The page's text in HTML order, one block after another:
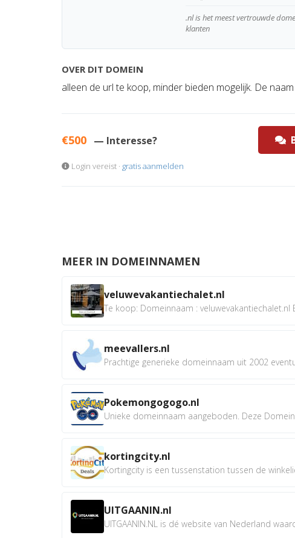
.nl is het meest vertrouwde
klanten
OVER DIT DOMEIN
alleen de url te koop, minder bieden mogelijk. De
€500 — Interesse?
Login vereist · gratis aanmelden
MEER IN DOMEINNAMEN
veluwevakantiechalet.nl
Te koop: Domeinnaam : veluwevakantiechalet.nl
meevallers.nl
Prachtige generieke domeinnaam uit 2002
Pokemongogogo.nl
Unieke domeinnaam aangeboden. Deze
kortingcity.nl
Kortingcity is een tussenstation tussen de
UITGAANIN.nl
UITGAANIN.NL is dé website van Nederland